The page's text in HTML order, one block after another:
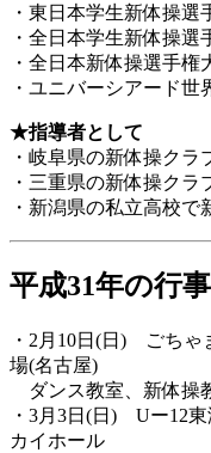
・東日本学生新体操
・全日本学生新体操
・全日本新体操選
・ユニバーシアード
★指導者として
・岐阜県の新体操ク
・三重県の新体操ク
・新潟県の私立高校
平成31年の行
・2月10日(日) ごち
場(名古屋)
ダンス教室、新体操
・3月3日(日) Uー12
カイホール